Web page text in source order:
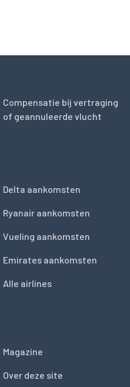
Compensatie bij vertraging
of geannuleerde vlucht
Delta aankomsten
Ryanair aankomsten
Vueling aankomsten
Emirates aankomsten
Alle airlines
Magazine
Over deze site